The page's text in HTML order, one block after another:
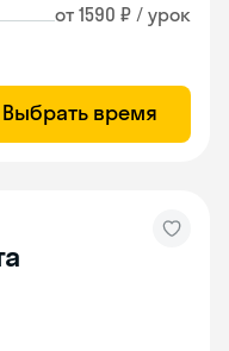
от 1590 ₽ / урок
Выбрать время